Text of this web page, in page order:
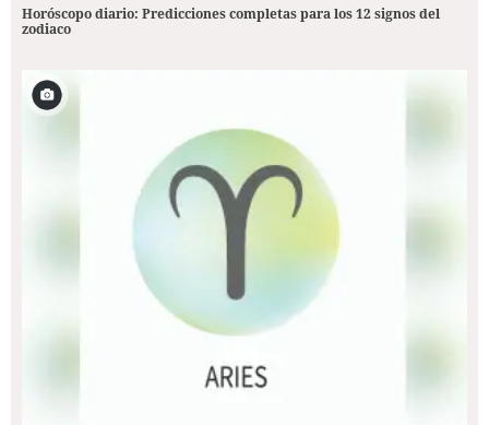
Horóscopo diario: Predicciones completas para los 12 signos del
zodiaco